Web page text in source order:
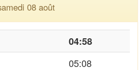
08 août
04:58
05:08